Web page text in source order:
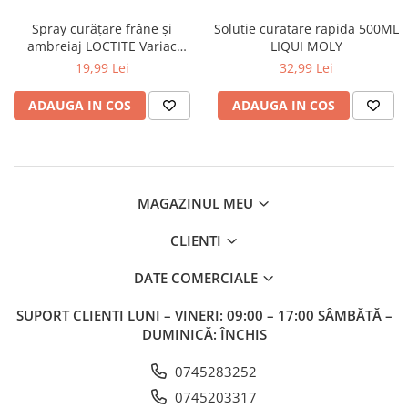
Spray curățare frâne și
ambreiaj LOCTITE Variac
500ml
19,99 Lei
ADAUGA IN COS
Solutie curatare rapida 500ML
LIQUI MOLY
32,99 Lei
ADAUGA IN COS
MAGAZINUL MEU
CLIENTI
DATE COMERCIALE
SUPORT CLIENTI LUNI – VINERI: 09:00 – 17:00 SÂMBĂTĂ –
DUMINICĂ: ÎNCHIS
0745283252
0745203317